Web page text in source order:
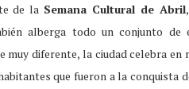
de la Semana Cultural de Abril
alberga todo un conjunto de
diferente, la ciudad celebra en
que fueron a la conquista